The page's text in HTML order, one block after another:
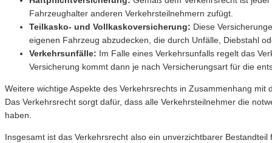
Fahrzeughalter anderen Verkehrsteilnehmern zufügt.
Teilkasko- und Vollkaskoversicherung: Diese
eigenen Fahrzeug abzudecken, die durch Unfälle, Diebstahl
Verkehrsunfälle: Im Falle eines Verkehrsunfalls regelt das
Versicherung kommt dann je nach Versicherungsart für die
Weitere wichtige Aspekte des Verkehrsrechts in Zusammenhang
Das Verkehrsrecht sorgt dafür, dass alle Verkehrsteilnehmer die
haben.
Insgesamt ist das Verkehrsrecht also ein unverzichtbarer